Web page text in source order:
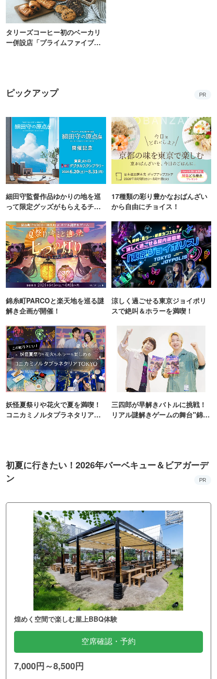
タリーズコーヒー初のベーカリ
ー併設店「プライムファイブ」
ピックアップ PR
細田守監督作品ゆかりの地を巡
って限定グッズがもらえるチャ
17種類の彩り豊かなおばんざい
から自由にチョイス！
錦糸町PARCOと楽天地を巡る謎
解き企画が開催！
涼しく過ごせる東京ジョイポリ
スで絶叫＆ホラーを満喫！
妖怪夏祭りや花火で夏を満喫！
コニカミノルタプラネタリア
三四郎が早解きバトルに挑戦！
リアル謎解きゲームの舞台"錦糸
初夏に行きたい！2026年バーベキュー＆ビアガーデ
ン
PR
煌めく空間で楽しむ屋上BBQ体験
空席確認・予約
7,000円～8,500円